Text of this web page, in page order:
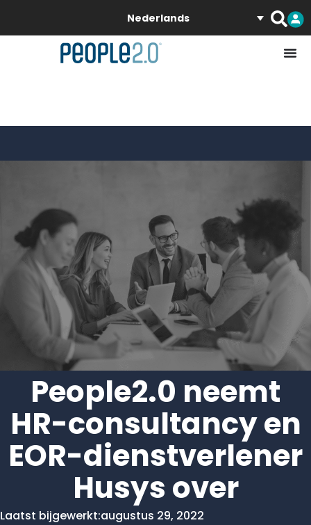
Nederlands
People2.0 neemt
HR-consultancy en
EOR-dienstverlener
Husys over
Laatst bijgewerkt:augustus 29, 2022